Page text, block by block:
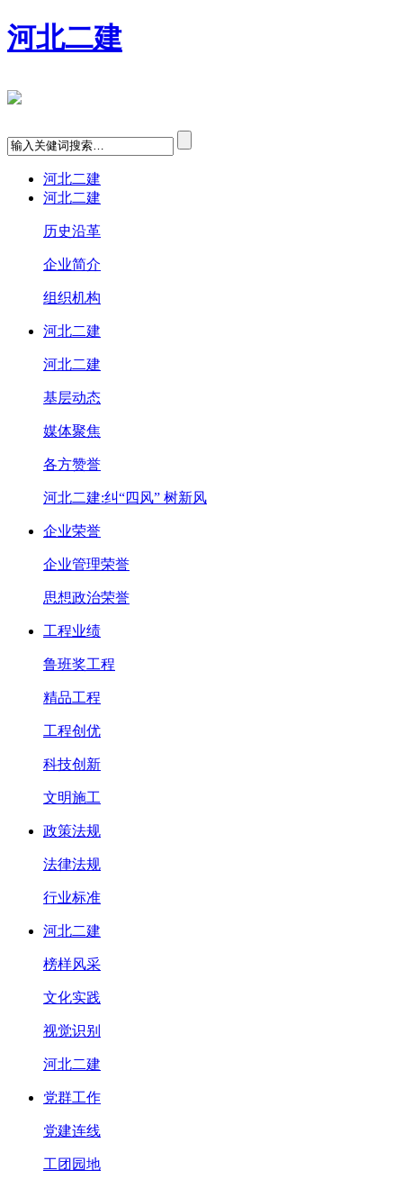
河北二建
河北二建
河北二建
历史沿革
企业简介
组织机构
河北二建
河北二建
基层动态
媒体聚焦
各方赞誉
河北二建:纠“四风” 树新风
企业荣誉
企业管理荣誉
思想政治荣誉
工程业绩
鲁班奖工程
精品工程
工程创优
科技创新
文明施工
政策法规
法律法规
行业标准
河北二建
榜样风采
文化实践
视觉识别
河北二建
党群工作
党建连线
工团园地